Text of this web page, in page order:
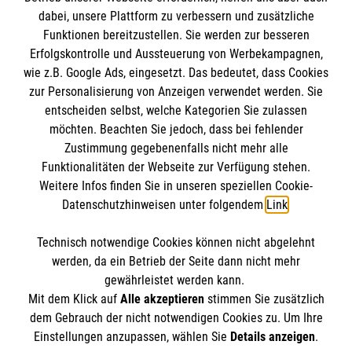
BIC: GENODED 1PA7
Newsletter abonnieren
Cookies verwalten|AGB|Impressum|Datenschutz
Barrierefreiheit |Kontakt| Sharepoint|Mediathek
dabei, unsere Plattform zu verbessern und zusätzliche
Funktionen bereitzustellen. Sie werden zur besseren
Erfolgskontrolle und Aussteuerung von Werbekampagnen,
wie z.B. Google Ads, eingesetzt. Das bedeutet, dass Cookies
zur Personalisierung von Anzeigen verwendet werden. Sie
entscheiden selbst, welche Kategorien Sie zulassen
möchten. Beachten Sie jedoch, dass bei fehlender
Zustimmung gegebenenfalls nicht mehr alle
Funktionalitäten der Webseite zur Verfügung stehen.
Weitere Infos finden Sie in unseren speziellen Cookie-
Datenschutzhinweisen unter folgendem Link.
Technisch notwendige Cookies können nicht abgelehnt
werden, da ein Betrieb der Seite dann nicht mehr
gewährleistet werden kann.
Mit dem Klick auf Alle akzeptierenstimmen Sie zusätzlich
dem Gebrauch der nicht notwendigen Cookies zu. Um Ihre
Einstellungen anzupassen, wählen Sie Details anzeigen.